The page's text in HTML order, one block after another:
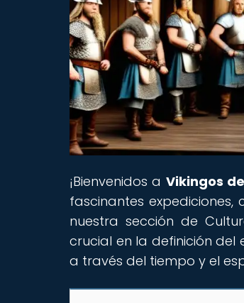
¡Bienvenidos a Vikingos
fascinantes
nuestra sección de
crucial en la definición del
a través del tiempo y el